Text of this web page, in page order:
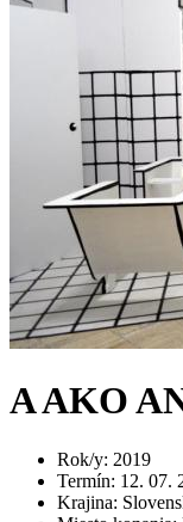
A AKO
Rok/y: 2019
Termín: 12. 07.
Krajina: